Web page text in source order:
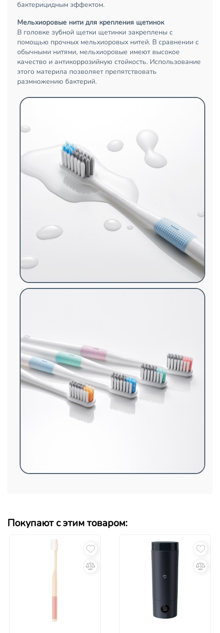
бактерицидным эффектом.
Мельхиоровые нити для крепления щетинок
В головке зубной щетки щетинки закреплены с
помощью прочных мельхиоровых нитей. В сравнении с
обычными нитями, мельхиоровые имеют высокое
качество и антикоррозийную стойкость. Использование
этого материла позволяет препятствовать
размножению бактерий.
Покупают с этим товаром: